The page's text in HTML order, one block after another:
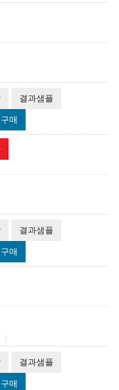
결과샘플
매
결과샘플
매
결과샘플
매